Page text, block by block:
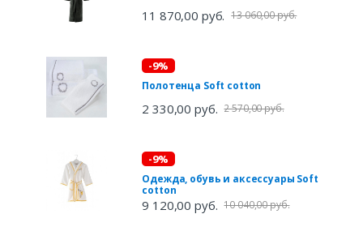
11 870,00 руб. 13 060,00 руб.
-9%
Полотенца Soft cotton
2 330,00 руб. 2 570,00 руб.
-9%
Одежда, обувь и аксессуары Soft
cotton
9 120,00 руб. 10 040,00 руб.